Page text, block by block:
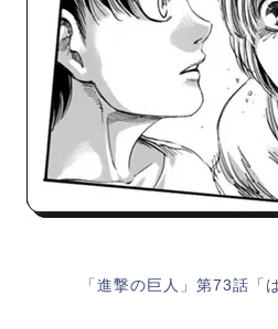
「進撃の巨人」第73話「